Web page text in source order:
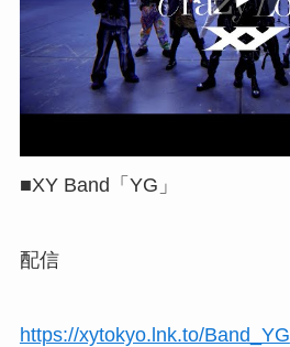
■XY Band「YG」
配信
https://xytokyo.lnk.to/Band_YG